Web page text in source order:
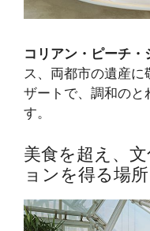
コリアン・ピーチ・
ス、両都市の遺産
ザートで、調和のと
す。
美食を超え、
ョンを得る場所